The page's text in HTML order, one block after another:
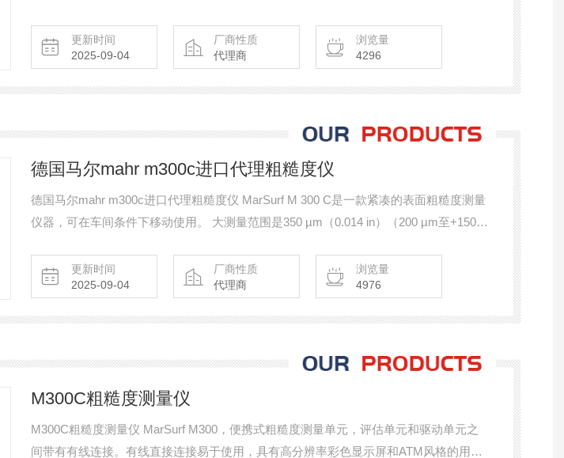
17.5 mm。该仪器易于使用且符合 DINEN ISO 3274。
更新时间
2025-09-04
厂商性质
代理商
浏览量
4296
德国马尔mahr m300c进口代理粗糙度仪
德国马尔mahr m300c进口代理粗糙度仪 MarSurf M 300 C是一款紧凑的表面粗糙度测量
仪器，可在车间条件下移动使用。 大测量范围是350 µm（0.014 in）（200 µm至+150
更新时间
2025-09-04
厂商性质
代理商
浏览量
4976
M300C粗糙度测量仪
M300C粗糙度测量仪 MarSurf M300，便携式粗糙度测量单元，评估单元和驱动单元之
间带有有线连接。有线直接连接易于使用，具有高分辨率彩色显示屏和ATM风格的用户